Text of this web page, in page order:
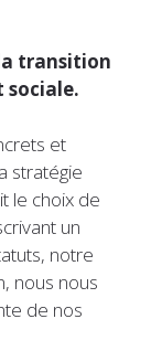
transition
sociale.
et
stratégie
le choix de
un
notre
nous nous
de nos